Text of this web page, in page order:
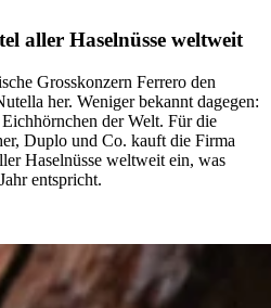
aller Haselnüsse weltweit
Grosskonzern Ferrero den
her. Weniger bekannt dagegen:
der Welt. Für die
Duplo und Co. kauft die Firma
Haselnüsse weltweit ein, was
entspricht.